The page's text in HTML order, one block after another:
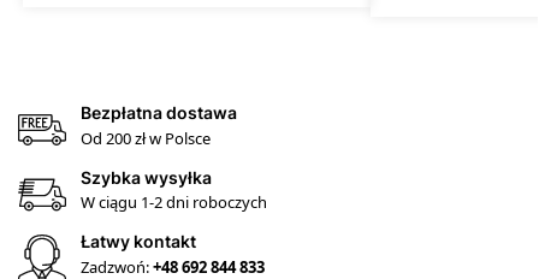
Bezpłatna dostawa
Od 200 zł w Polsce
Szybka wysyłka
W ciągu 1-2 dni roboczych
Łatwy kontakt
Zadzwoń:+48 692 844 833